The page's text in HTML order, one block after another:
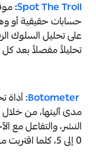
Spot The Troll
:
حسابات حقيقية أو
على تحليل السلوك
تحليلاً مفصلاً بعد كل
Botometer: أداة
مدى آليتها، من
النشر، والتفاعل
0 إلى 5، كلما اقتربت من 5 زاد احتمال أن يكون الحساب مزيفًا.